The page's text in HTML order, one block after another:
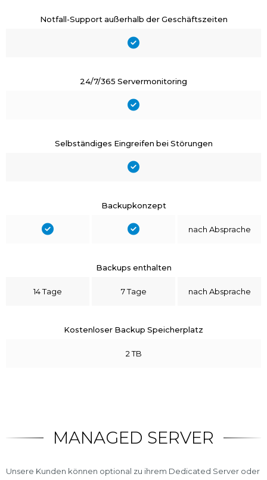
Notfall-Support außerhalb der Geschäftszeiten
24/7/365 Servermonitoring
Selbständiges Eingreifen bei Störungen
Backupkonzept
nach Absprache
Backups enthalten
14 Tage 7 Tage nach Absprache
Kostenloser Backup Speicherplatz
2 TB
MANAGED SERVER
Unsere Kunden können optional zu ihrem Dedicated Server oder